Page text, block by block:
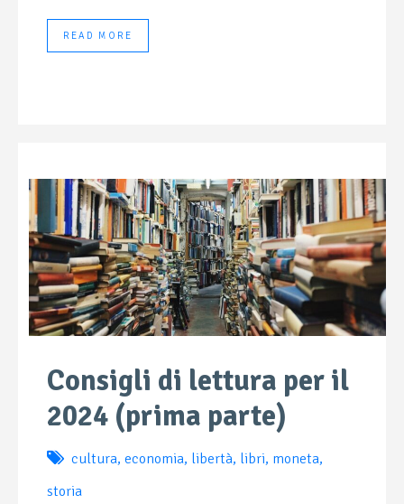
READ MORE
Consigli di lettura per il
2024 (prima parte)
cultura, economia, libertà, libri, moneta,
storia